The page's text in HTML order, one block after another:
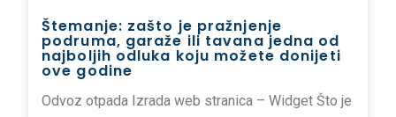
Štemanje: zašto je pražnjenje
podruma, garaže ili tavana jedna od
najboljih odluka koju možete donijeti
ove godine
Odvoz otpada Izrada web stranica – Widget Što je